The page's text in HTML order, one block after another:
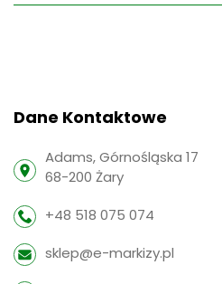
Dane Kontaktowe
Adams, Górnośląska 17
68-200 Żary
+48 518 075 074
sklep@e-markizy.pl